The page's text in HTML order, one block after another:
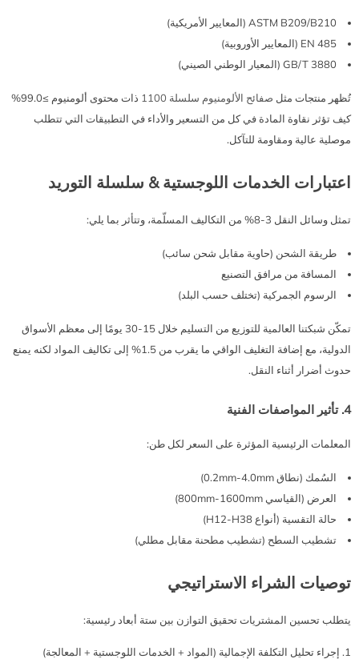
ASTM B209/B210 (المعايير الأمريكية)
EN 485 (المعايير الأوروبية)
GB/T 3880 (المعيار الوطني الصيني)
تُظهر منتجات مثل صفائح الألومنيوم سلسلة 1100
ذات محتوى ألومنيوم ≥99.0%
كيف تؤثر نقاوة المادة في كل من التسعير والأداء في التطبيقات التي تتطلب
موصلية عالية ومقاومة للتآكل.
اعتبارات الخدمات اللوجستية & سلسلة التوريد
تمثل وسائل النقل 3-8% من التكاليف المسلّمة، وتتأثر بما يلي:
طريقة الشحن (حاوية مقابل شحن سائب)
المسافة من مرافق التصنيع
الرسوم الجمركية (تختلف حسب البلد)
تمكّن شبكتنا العالمية للتوزيع من التسليم خلال 15-30 يومًا إلى معظم الأسواق
الدولية، مع إضافة التغليف الواقي ما يقرب من 1.5% إلى تكاليف المواد لكنه يمنع
حدوث أضرار أثناء النقل.
4. تأثير المواصفات الفنية
المعلمات الرئيسية المؤثرة على السعر لكل طن:
السُمك (نطاق 0.2mm-4.0mm)
العرض (القياسي 800mm-1600mm)
حالة التقسية (أنواع H12-H38)
تشطيب السطح (تشطيب مطحنة مقابل مطلي)
توصيات الشراء الاستراتيجي
يتطلب تحسين المشتريات تحقيق التوازن بين ستة أبعاد رئيسية:
إجراء تحليل التكلفة الإجمالية (المواد + الخدمات اللوجستية + المعالجة)